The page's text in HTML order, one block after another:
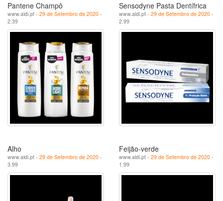
Pantene Champô
www.aldi.pt - 29 de Setembro de 2020 -
2.39
Sensodyne Pasta Dentífrica
www.aldi.pt - 29 de Setembro de 2020 -
2.99
Alho
www.aldi.pt - 29 de Setembro de 2020 -
3.99
Feijão-verde
www.aldi.pt - 29 de Setembro de 2020 -
1.99